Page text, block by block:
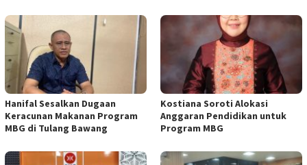
Hanifal Sesalkan Dugaan
Keracunan Makanan Program
MBG di Tulang Bawang
Kostiana Soroti Alokasi
Anggaran Pendidikan untuk
Program MBG